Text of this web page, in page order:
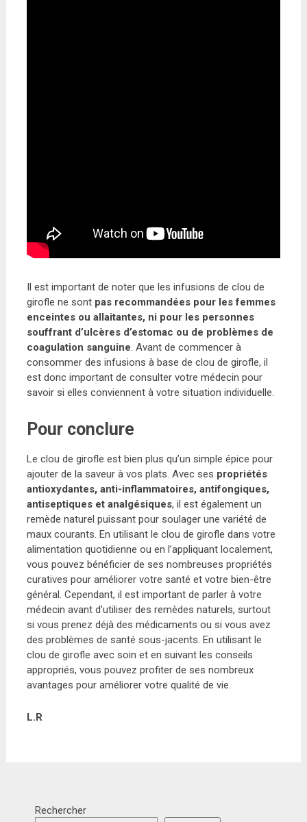
Il est important de noter que les infusions de clou de
girofle ne sont pas recommandées pour les femmes
enceintes ou allaitantes, ni pour les personnes
souffrant d’ulcères d’estomac ou de problèmes de
coagulation sanguine. Avant de commencer à
consommer des infusions à base de clou de girofle, il
est donc important de consulter votre médecin pour
savoir si elles conviennent à votre situation individuelle.
Pour conclure
Le clou de girofle est bien plus qu’un simple épice pour
ajouter de la saveur à vos plats. Avec ses propriétés
antioxydantes, anti-inflammatoires, antifongiques,
antiseptiques et analgésiques, il est également un
remède naturel puissant pour soulager une variété de
maux courants. En utilisant le clou de girofle dans votre
alimentation quotidienne ou en l’appliquant localement,
vous pouvez bénéficier de ses nombreuses propriétés
curatives pour améliorer votre santé et votre bien-être
général. Cependant, il est important de parler à votre
médecin avant d’utiliser des remèdes naturels, surtout
si vous prenez déjà des médicaments ou si vous avez
des problèmes de santé sous-jacents. En utilisant le
clou de girofle avec soin et en suivant les conseils
appropriés, vous pouvez profiter de ses nombreux
avantages pour améliorer votre qualité de vie.
L.R
Rechercher